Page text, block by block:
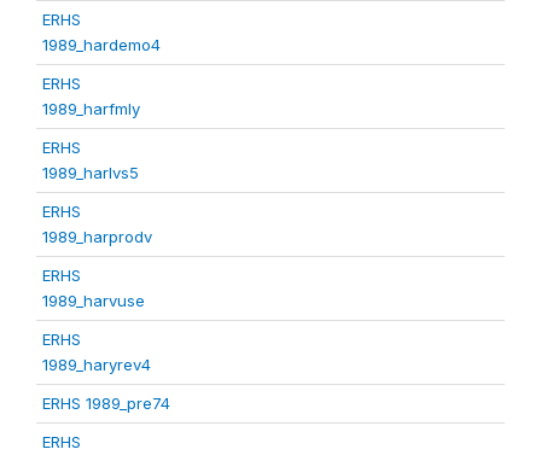
ERHS
1989_hardemo4
ERHS
1989_harfmly
ERHS
1989_harlvs5
ERHS
1989_harprodv
ERHS
1989_harvuse
ERHS
1989_haryrev4
ERHS 1989_pre74
ERHS